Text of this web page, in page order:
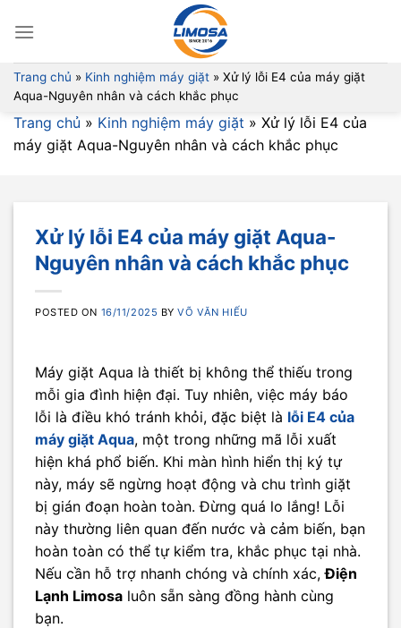
Trang chủ » Kinh nghiệm máy giặt » Xử lý lỗi E4 của máy giặt
Aqua-Nguyên nhân và cách khắc phục
Trang chủ » Kinh nghiệm máy giặt » Xử lý lỗi E4 của
máy giặt Aqua-Nguyên nhân và cách khắc phục
Xử lý lỗi E4 của máy giặt Aqua-
Nguyên nhân và cách khắc phục
POSTED ON 16/11/2025 BYVÕ VĂN HIẾU
Máy giặt Aqua là thiết bị không thể thiếu trong
mỗi gia đình hiện đại. Tuy nhiên, việc máy báo
lỗi là điều khó tránh khỏi, đặc biệt là lỗi E4 của
máy giặt Aqua, một trong những mã lỗi xuất
hiện khá phổ biến. Khi màn hình hiển thị ký tự
này, máy sẽ ngừng hoạt động và chu trình giặt
bị gián đoạn hoàn toàn. Đừng quá lo lắng! Lỗi
này thường liên quan đến nước và cảm biến, bạn
hoàn toàn có thể tự kiểm tra, khắc phục tại nhà.
Nếu cần hỗ trợ nhanh chóng và chính xác,Điện
Lạnh Limosa luôn sẵn sàng đồng hành cùng
bạn.